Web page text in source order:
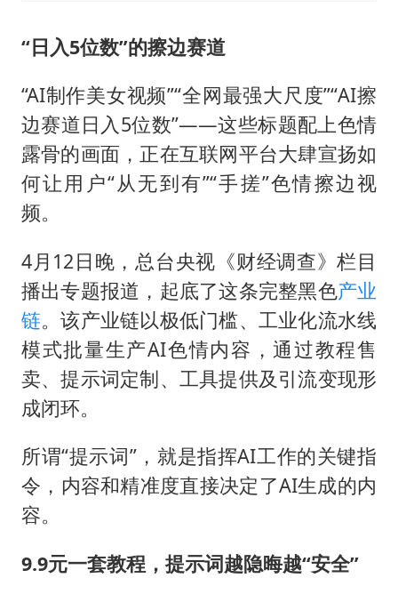
“日入5位数”的擦边赛道
“AI制作美女视频”“全网最强大尺度”“AI擦
边赛道日入5位数”——这些标题配上色情
露骨的画面，正在互联网平台大肆宣扬如
何让用户“从无到有”“手搓”色情擦边视
频。
4月12日晚，总台央视《财经调查》栏目
播出专题报道，起底了这条完整黑色产业
链。该产业链以极低门槛、工业化流水线
模式批量生产AI色情内容，通过教程售
卖、提示词定制、工具提供及引流变现形
成闭环。
所谓“提示词”，就是指挥AI工作的关键指
令，内容和精准度直接决定了AI生成的内
容。
9.9元一套教程，提示词越隐晦越“安全”